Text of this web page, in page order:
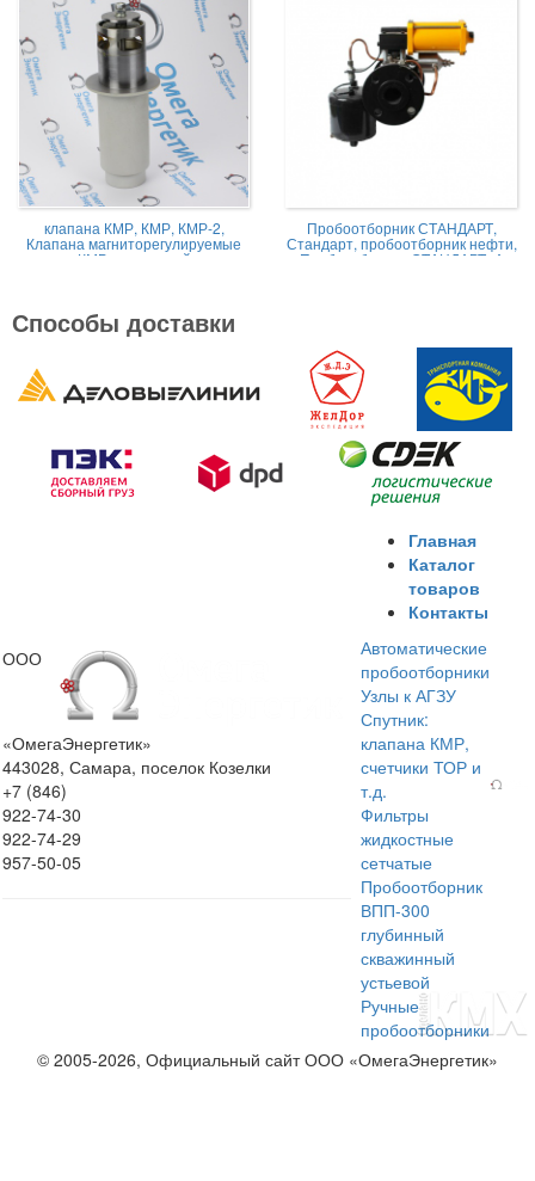
клапана КМР, КМР, КМР-2,
Клапана магниторегулируемые
КМР жидкостной
Пробоотборник СТАНДАРТ,
Стандарт, пробоотборник нефти,
Пробоотборник СТАНДАРТ -А
Способы доставки
ООО
«ОмегаЭнергетик»
443028, Самара, поселок Козелки
+7 (846)
922-74-30
922-74-29
957-50-05
Главная
Каталог
товаров
Контакты
Автоматические
пробоотборники
Узлы к АГЗУ
Спутник:
клапана КМР,
счетчики ТОР и
т.д.
Фильтры
жидкостные
сетчатые
Пробоотборник
ВПП-300
глубинный
скважинный
устьевой
Ручные
пробоотборники
© 2005-2026, Официальный сайт ООО «ОмегаЭнергетик»